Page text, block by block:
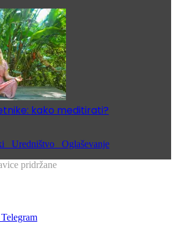
kako meditirati?
Uredništvo Oglaševanje
pridržane
Telegram